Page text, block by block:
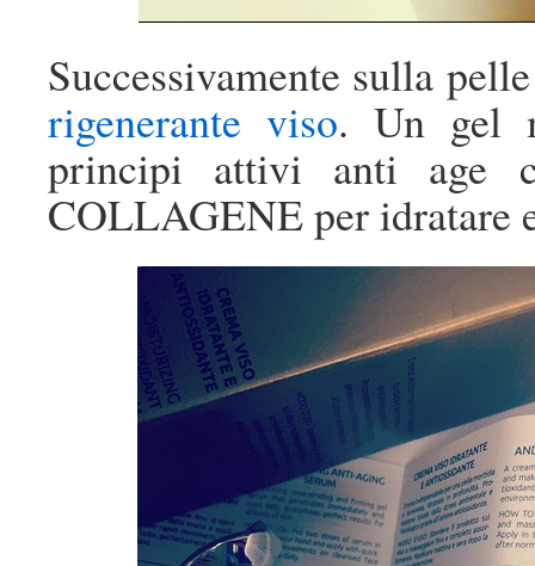
Successivamente sulla
rigenerante viso. Un gel
principi attivi anti age
COLLAGENE per idratare